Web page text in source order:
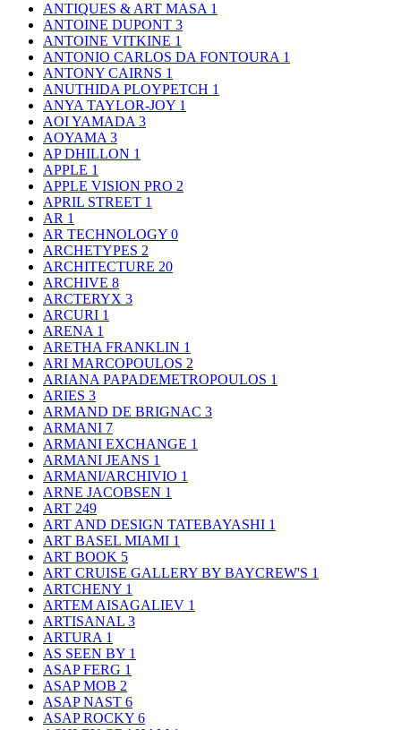
ANTIQUES & ART MASA 1
ANTOINE DUPONT 3
ANTOINE VITKINE 1
ANTONIO CARLOS DA FONTOURA 1
ANTONY CAIRNS 1
ANUTHIDA PLOYPETCH 1
ANYA TAYLOR-JOY 1
AOI YAMADA 3
AOYAMA 3
AP DHILLON 1
APPLE 1
APPLE VISION PRO 2
APRIL STREET 1
AR 1
AR TECHNOLOGY 0
ARCHETYPES 2
ARCHITECTURE 20
ARCHIVE 8
ARCTERYX 3
ARCURI 1
ARENA 1
ARETHA FRANKLIN 1
ARI MARCOPOULOS 2
ARIANA PAPADEMETROPOULOS 1
ARIES 3
ARMAND DE BRIGNAC 3
ARMANI 7
ARMANI EXCHANGE 1
ARMANI JEANS 1
ARMANI/ARCHIVIO 1
ARNE JACOBSEN 1
ART 249
ART AND DESIGN TATEBAYASHI 1
ART BASEL MIAMI 1
ART BOOK 5
ART CRUISE GALLERY BY BAYCREW'S 1
ARTCHENY 1
ARTEM AISAGALIEV 1
ARTISANAL 3
ARTURA 1
AS SEEN BY 1
ASAP FERG 1
ASAP MOB 2
ASAP NAST 6
ASAP ROCKY 6